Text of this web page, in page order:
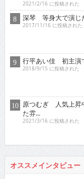
深琴 等身大で演じ
原つむぎ 人気上昇
オススメインタビュー
真空ジェシ